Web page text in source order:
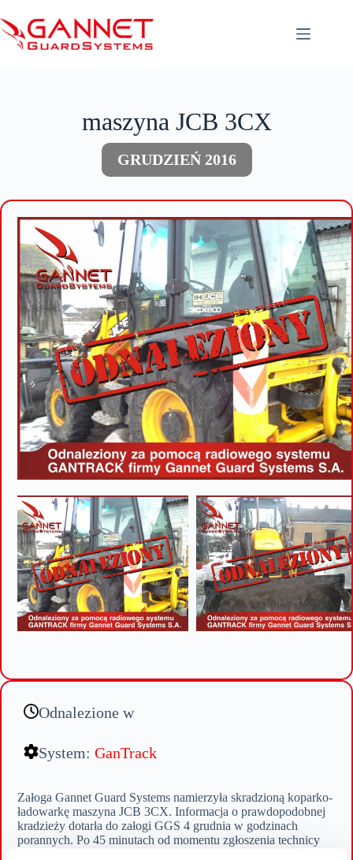
do
treści
maszyna JCB 3CX
GRUDZIEŃ 2016
Odnalezione w
System: GanTrack
Załoga Gannet Guard Systems namierzyła skradzioną koparko-
ładowarkę maszyna JCB 3CX. Informacja o prawdopodobnej
kradzieży dotarła do załogi GGS 4 grudnia w godzinach
porannych. Po 45 minutach od momentu zgłoszenia technicy